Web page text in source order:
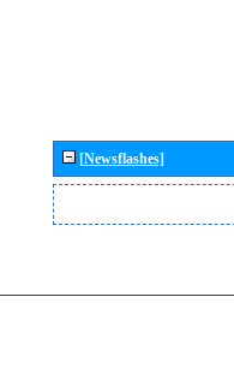
[Newsflashes]